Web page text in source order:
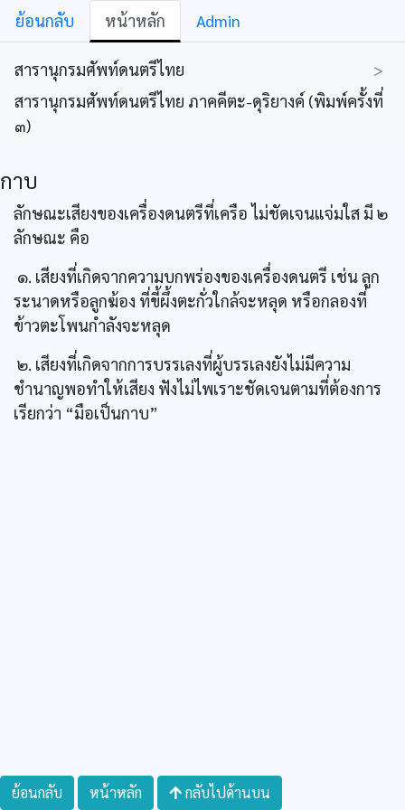
ย้อนกลับ หน้าหลัก Admin
สารานุกรมศัพท์ดนตรีไทย
>
สารานุกรมศัพท์ดนตรีไทย ภาคคีตะ-ดุริยางค์ (พิมพ์ครั้งที่
๓)
กาบ
ลักษณะเสียงของเครื่องดนตรีที่เครือ ไม่ชัดเจนแจ่มใส มี ๒
ลักษณะ คือ
๑. เสียงที่เกิดจากความบกพร่องของเครื่องดนตรี เช่น ลูก
ระนาดหรือลูกฆ้อง ที่ขี้ผึ้งตะกั่วใกล้จะหลุด หรือกลองที่
ข้าวตะโพนกำลังจะหลุด
๒. เสียงที่เกิดจากการบรรเลงที่ผู้บรรเลงยังไม่มีความ
ชำนาญพอทำให้เสียง ฟังไม่ไพเราะชัดเจนตามที่ต้องการ
เรียกว่า “มือเป็นกาบ”
ย้อนกลับ หน้าหลัก กลับไปด้านบน